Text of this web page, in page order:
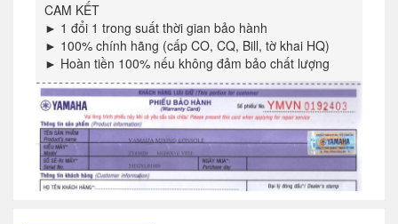
CAM KẾT
► 1 đổi 1 trong suất thời gian bảo hành
► 100% chính hãng (cấp CO, CQ, Bill, tờ khai HQ)
► Hoàn tiền 100% nếu không đảm bảo chất lượng